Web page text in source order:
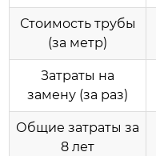
Стоимость трубы
(за метр)
Затраты на
замену (за раз)
Общие затраты за
8 лет